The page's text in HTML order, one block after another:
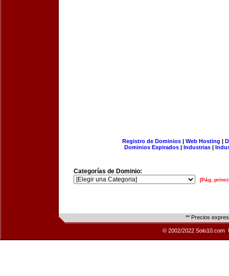
Registro de Dominios| Web Hosting |
Dominios Expirados | Industrias |
Categorías de Dominio:
[Pág.
** Precios
© 2002/2022 Solo10.com